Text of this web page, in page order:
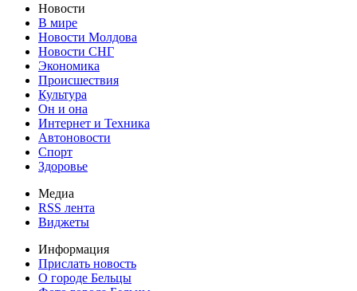
Новости
В мире
Новости Молдова
Новости СНГ
Экономика
Происшествия
Культура
Он и она
Интернет и Техника
Автоновости
Спорт
Здоровье
Медиа
RSS лента
Виджеты
Информация
Прислать новость
О городе Бельцы